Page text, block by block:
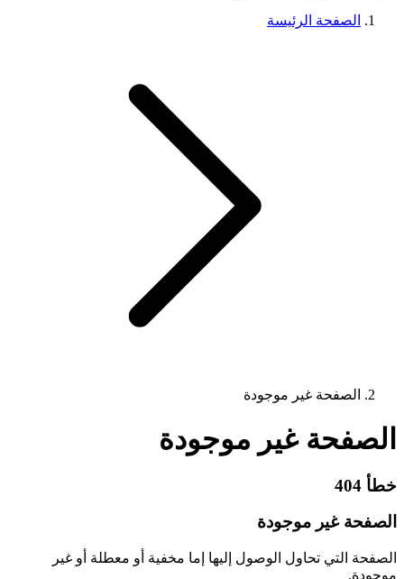
الصفحة الرئيسة
الصفحة غير موجودة
الصفحة غير موجودة
خطأ 404
الصفحة غير موجودة
الصفحة التي تحاول الوصول إليها إما مخفية أو معطلة أو غير
موجودة.